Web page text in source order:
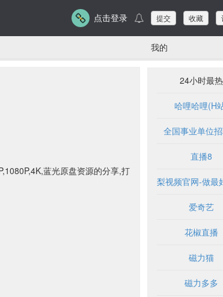
点击登录 提交 收藏
我的
蓝光原盘资源的分享,打
24小时最热
哈哩哈哩(H
全国事业单位
直播8
爱奇艺
花椒直播
磁力猫
磁力多多